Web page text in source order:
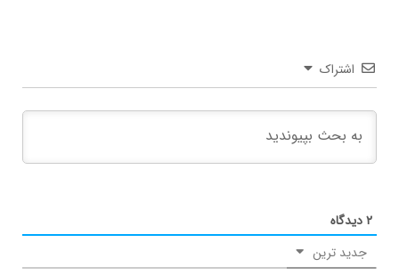
اشتراک
۲دیدگاه
جدید ترین